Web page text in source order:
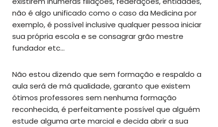
não é algo unificado como o caso da Medicina por
exemplo, é possível inclusive qualquer pessoa iniciar
sua própria escola e se consagrar grão mestre
fundador etc…
Não estou dizendo que sem formação e respaldo a
aula será de má qualidade, garanto que existem
ótimos professores sem nenhuma formação
reconhecida, é perfeitamente possível que alguém
estude alguma arte marcial e decida abrir a sua